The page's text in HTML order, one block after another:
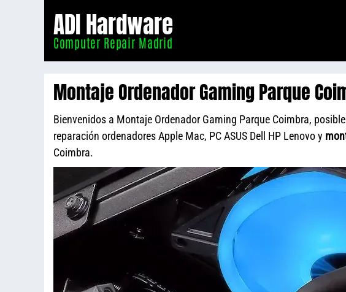
ADI Hardware
Computer Repair Madrid
Montaje Ordenador Gaming Parque
Bienvenidos a Montaje Ordenador Gaming Parque Coimbra,
reparación ordenadores Apple Mac, PC ASUS Dell HP Lenovo y
Coimbra.